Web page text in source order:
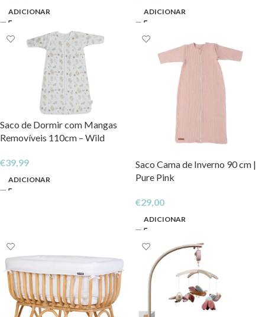
ADICIONAR ADICIONAR
Saco de Dormir com Mangas
Removíveis 110cm – Wild
€39,99
ADICIONAR
Saco Cama de Inverno 90 cm |
Pure Pink
€29,00
ADICIONAR